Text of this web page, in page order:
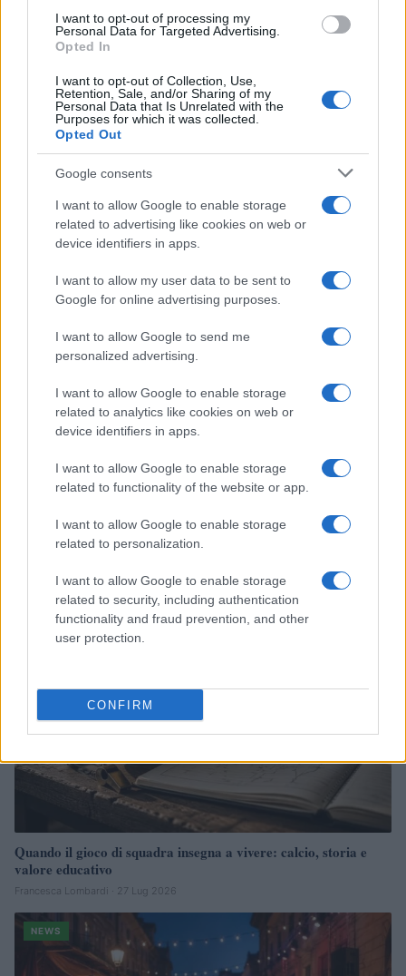
I want to opt-out of processing my
Personal Data for Targeted Advertising.
Opted In
I want to opt-out of Collection, Use,
Retention, Sale, and/or Sharing of my
Personal Data that Is Unrelated with the
Purposes for which it was collected.
Opted Out
Google consents
I want to allow Google to enable storage
related to advertising like cookies on web or
device identifiers in apps.
I want to allow my user data to be sent to
Google for online advertising purposes.
I want to allow Google to send me
personalized advertising.
I want to allow Google to enable storage
related to analytics like cookies on web or
device identifiers in apps.
I want to allow Google to enable storage
related to functionality of the website or app.
I want to allow Google to enable storage
related to personalization.
I want to allow Google to enable storage
related to security, including authentication
functionality and fraud prevention, and other
user protection.
CONFIRM
Continua a leggere
CSI Bergamo: Tra Corsi, Eventi e Protezione dei Dati
Personali
NEWS
Quando il gioco di squadra insegna a vivere: calcio, storia e
valore educativo
Francesca Lombardi · 27 Lug 2026
NEWS